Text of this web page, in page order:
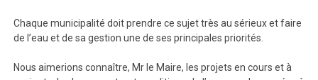
Chaque municipalité doit prendre ce sujet très au sérieux et faire
de l’eau et de sa gestion une de ses principales priorités.
Nous aimerions connaître, Mr le Maire, les projets en cours et à